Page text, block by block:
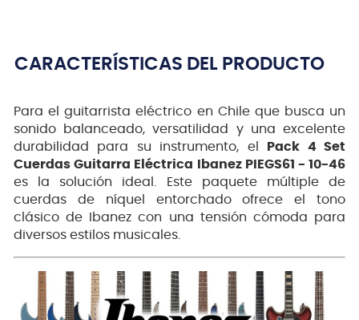
CARACTERÍSTICAS DEL PRODUCTO
Para el guitarrista eléctrico en Chile que busca un
sonido balanceado, versatilidad y una excelente
durabilidad para su instrumento, el
Pack 4 Set
Cuerdas Guitarra Eléctrica Ibanez PIEGS61 - 10-46
es la solución ideal. Este paquete múltiple de
cuerdas de níquel entorchado ofrece el tono
clásico de Ibanez con una tensión cómoda para
diversos estilos musicales.